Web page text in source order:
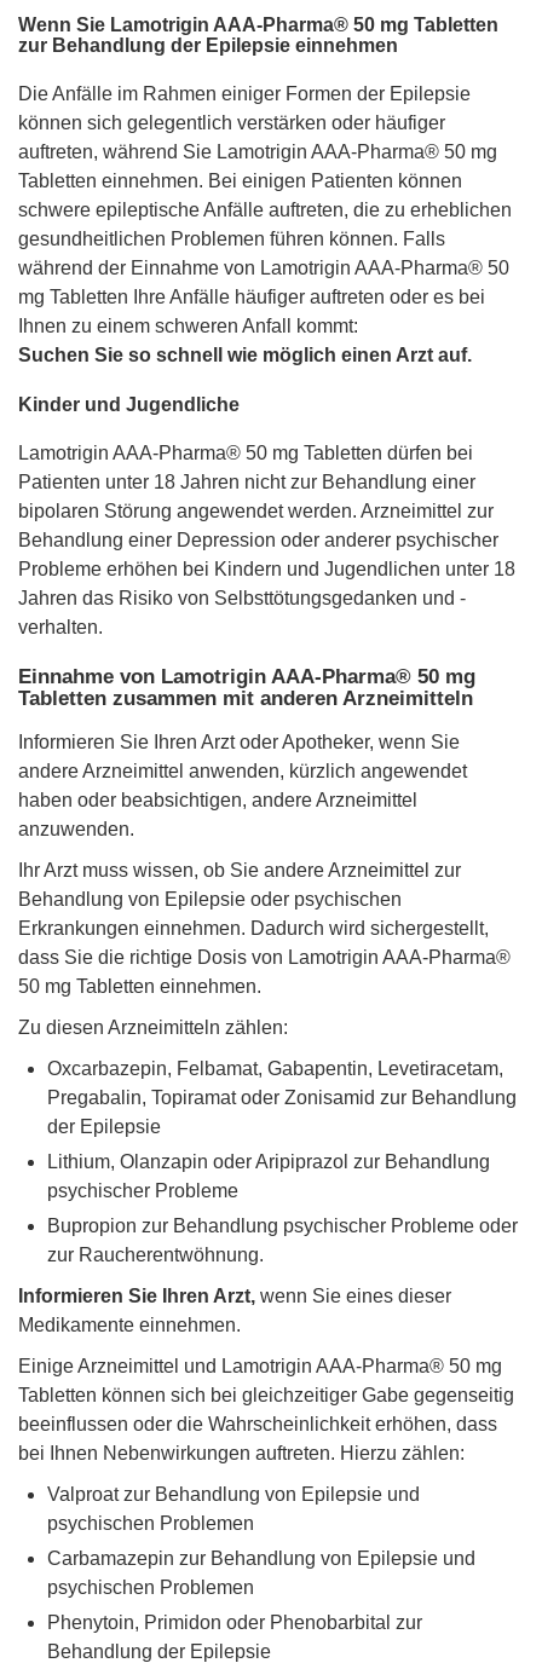
Wenn Sie Lamotrigin AAA-Pharma® 50 mg Tabletten
zur Behandlung der Epilepsie einnehmen
Die Anfälle im Rahmen einiger Formen der Epilepsie
können sich gelegentlich verstärken oder häufiger
auftreten, während Sie Lamotrigin AAA-Pharma® 50 mg
Tabletten einnehmen. Bei einigen Patienten können
schwere epileptische Anfälle auftreten, die zu erheblichen
gesundheitlichen Problemen führen können. Falls
während der Einnahme von Lamotrigin AAA-Pharma® 50
mg Tabletten Ihre Anfälle häufiger auftreten oder es bei
Ihnen zu einem schweren Anfall kommt:
Suchen Sie so schnell wie möglich einen Arzt auf.
Kinder und Jugendliche
Lamotrigin AAA-Pharma® 50 mg Tabletten dürfen bei
Patienten unter 18 Jahren nicht zur Behandlung einer
bipolaren Störung angewendet werden. Arzneimittel zur
Behandlung einer Depression oder anderer psychischer
Probleme erhöhen bei Kindern und Jugendlichen unter 18
Jahren das Risiko von Selbsttötungsgedanken und -
verhalten.
Einnahme von Lamotrigin AAA-Pharma® 50 mg
Tabletten zusammen mit anderen Arzneimitteln
Informieren Sie Ihren Arzt oder Apotheker, wenn Sie
andere Arzneimittel anwenden, kürzlich angewendet
haben oder beabsichtigen, andere Arzneimittel
anzuwenden.
Ihr Arzt muss wissen, ob Sie andere Arzneimittel zur
Behandlung von Epilepsie oder psychischen
Erkrankungen einnehmen. Dadurch wird sichergestellt,
dass Sie die richtige Dosis von Lamotrigin AAA-Pharma®
50 mg Tabletten einnehmen.
Zu diesen Arzneimitteln zählen:
Oxcarbazepin, Felbamat, Gabapentin, Levetiracetam,
Pregabalin, Topiramat oder Zonisamid zur Behandlung
der Epilepsie
Lithium, Olanzapin oder Aripiprazol zur Behandlung
psychischer Probleme
Bupropion zur Behandlung psychischer Probleme oder
zur Raucherentwöhnung.
Informieren Sie Ihren Arzt, wenn Sie eines dieser
Medikamente einnehmen.
Einige Arzneimittel und Lamotrigin AAA-Pharma® 50 mg
Tabletten können sich bei gleichzeitiger Gabe gegenseitig
beeinflussen oder die Wahrscheinlichkeit erhöhen, dass
bei Ihnen Nebenwirkungen auftreten. Hierzu zählen:
Valproat zur Behandlung von Epilepsie und
psychischen Problemen
Carbamazepin zur Behandlung von Epilepsie und
psychischen Problemen
Phenytoin, Primidon oder Phenobarbital zur
Behandlung der Epilepsie